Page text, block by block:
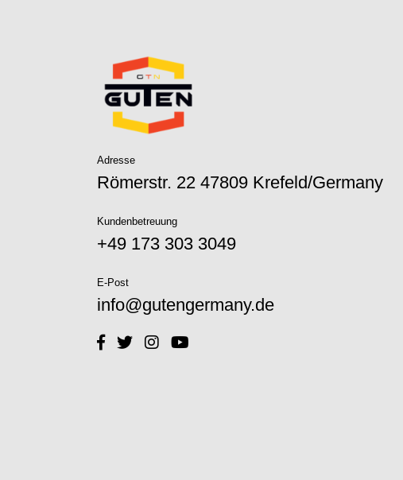
Adresse
Römerstr. 22 47809 Krefeld/Germany
Kundenbetreuung
+49 173 303 3049‬
E-Post
info@gutengermany.de